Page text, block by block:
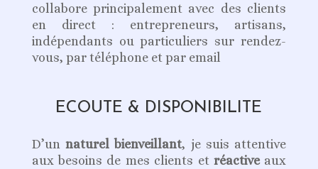
collabore principalement avec des clients
en direct : entrepreneurs, artisans,
indépendants ou particuliers sur rendez-
vous, par téléphone et par email
ECOUTE & DISPONIBILITE
D’unnaturel bienveillant, je suis attentive
aux besoins de mes clients et réactive aux